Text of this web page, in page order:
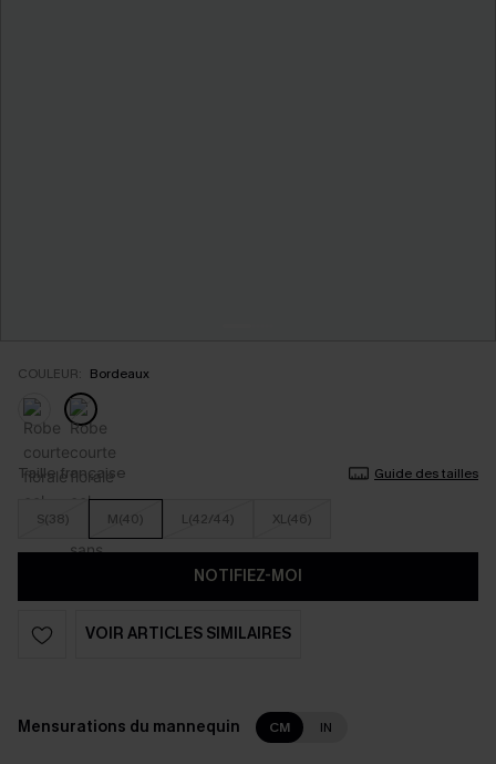
COULEUR: Bordeaux
Taille française Guide des tailles
S(38) M(40) L(42/44) XL(46)
NOTIFIEZ-MOI
VOIR ARTICLES SIMILAIRES
Mensurations du mannequin CM IN